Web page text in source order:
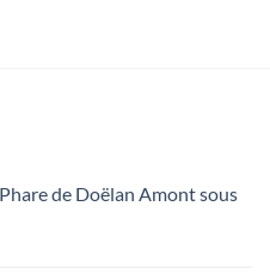
de Doëlan Amont sous